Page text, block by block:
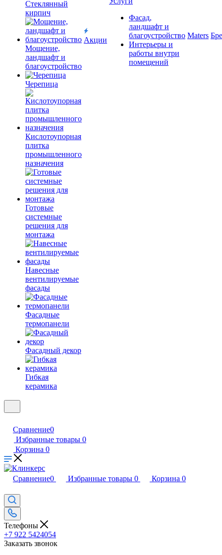
Cтеклянный
кирпич
Мощение,
ландшафт и
благоустройство
Черепица
Кислотоупорная
плитка
промышленного
назначения
Готовые
системные
решения для
монтажа
Навесные
вентилируемые
фасады
Фасадные
термопанели
Фасадный декор
Гибкая
керамика
Акции
Фасад,
ландшафт и
благоустройство
Интерьеры и
работы внутри
помещений
Maters
Сравнение0
Избранные товары 0
Корзина 0
Сравнение0 Избранные товары 0 Корзина 0
Телефоны
+7 922 5424054
Заказать звонок